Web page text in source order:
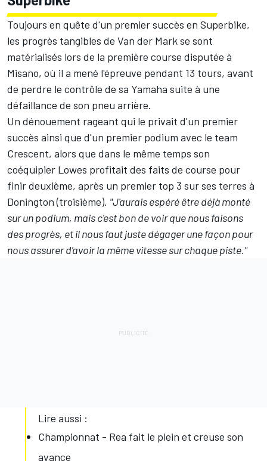
Toujours en quête d'un premier succès en Superbike,
les progrès tangibles de Van der Mark se sont
matérialisés lors de la première course disputée à
Misano, où il a mené l'épreuve pendant 13 tours, avant
de perdre le contrôle de sa Yamaha suite à une
défaillance de son pneu arrière.
Un dénouement rageant qui le privait d'un premier
succès ainsi que d'un premier podium avec le team
Crescent, alors que dans le même temps son
coéquipier Lowes profitait des faits de course pour
finir deuxième, après un premier top 3 sur ses terres à
Donington (troisième). "J'aurais espéré être déjà monté
sur un podium, mais c'est bon de voir que nous faisons
des progrès, et il nous faut juste dégager une façon pour
nous assurer d'avoir la même vitesse sur chaque piste."
Lire aussi :
Championnat - Rea fait le plein et creuse son
avance